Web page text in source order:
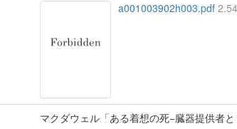
a001003902h003.pdf
マクダウェル「ある着想の死−臓器提供者